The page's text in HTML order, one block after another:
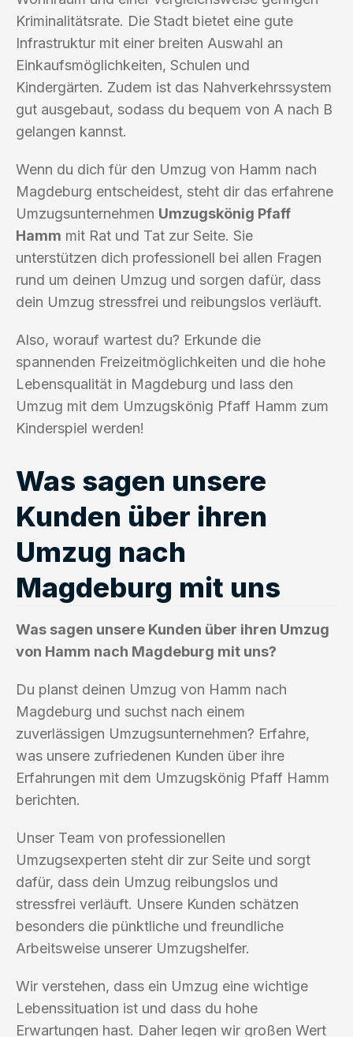
Kriminalitätsrate. Die Stadt bietet eine gute
Infrastruktur mit einer breiten Auswahl an
Einkaufsmöglichkeiten, Schulen und
Kindergärten. Zudem ist das Nahverkehrssystem
gut ausgebaut, sodass du bequem von A nach B
gelangen kannst.
Wenn du dich für den Umzug von Hamm nach
Magdeburg entscheidest, steht dir das erfahrene
Umzugsunternehmen Umzugskönig Pfaff
Hamm mit Rat und Tat zur Seite. Sie
unterstützen dich professionell bei allen Fragen
rund um deinen Umzug und sorgen dafür, dass
dein Umzug stressfrei und reibungslos verläuft.
Also, worauf wartest du? Erkunde die
spannenden Freizeitmöglichkeiten und die hohe
Lebensqualität in Magdeburg und lass den
Umzug mit dem Umzugskönig Pfaff Hamm zum
Kinderspiel werden!
Was sagen unsere
Kunden über ihren
Umzug nach
Magdeburg mit uns
Was sagen unsere Kunden über ihren Umzug
von Hamm nach Magdeburg mit uns?
Du planst deinen Umzug von Hamm nach
Magdeburg und suchst nach einem
zuverlässigen Umzugsunternehmen? Erfahre,
was unsere zufriedenen Kunden über ihre
Erfahrungen mit dem Umzugskönig Pfaff Hamm
berichten.
Unser Team von professionellen
Umzugsexperten steht dir zur Seite und sorgt
dafür, dass dein Umzug reibungslos und
stressfrei verläuft. Unsere Kunden schätzen
besonders die pünktliche und freundliche
Arbeitsweise unserer Umzugshelfer.
Wir verstehen, dass ein Umzug eine wichtige
Lebenssituation ist und dass du hohe
Erwartungen hast. Daher legen wir großen Wert